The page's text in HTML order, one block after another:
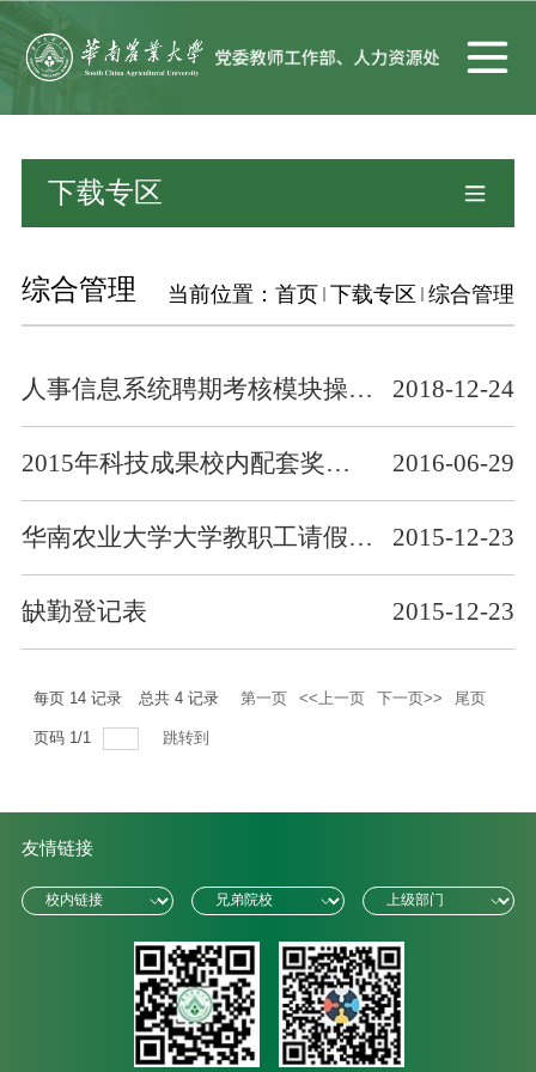
下载专区
综合管理 当前位置：首页 下载专区 综合管理
人事信息系统聘期考核模块操作手册 2018-12-24
2015年科技成果校内配套奖励明细表（分科技奖励和知识产权奖励2个表） 2016-06-29
华南农业大学大学教职工请假申请表 2015-12-23
缺勤登记表 2015-12-23
每页 14记录 总共 4记录 第一页 <<上一页 下一页>> 尾页
页码 1 /1 跳转到
友情链接